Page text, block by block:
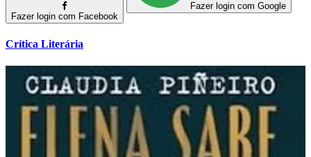
Fazer login com Facebook
Fazer login com Google
Crítica Literária